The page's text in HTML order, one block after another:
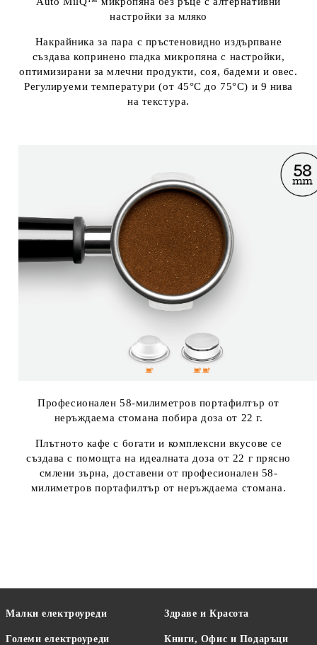
настройки за мляко
Накрайника за пара с пръстеновидно издърпване
създава копринено гладка микропяна с настройки,
оптимизирани за млечни продукти, соя, бадеми и овес.
Регулируеми температури (от 45°C до 75°C) и 9 нива
на текстура.
Професионален 58-милиметров портафилтър от
неръждаема стомана побира доза от 22 г.
Плътното кафе с богати и комплексни вкусове се
създава с помощта на идеалната доза от 22 г прясно
смлени зърна, доставени от професионален 58-
милиметров портафилтър от неръждаема стомана.
Малки електроуреди
Големи електроуреди
Здраве и Красота
Книги, Офис и Подаръци